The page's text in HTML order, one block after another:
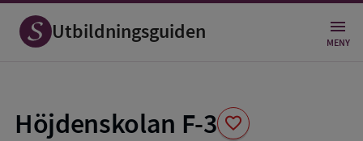
Utbildningsguiden MENY
Höjdenskolan F-3 favorite
Spara
som
favorit